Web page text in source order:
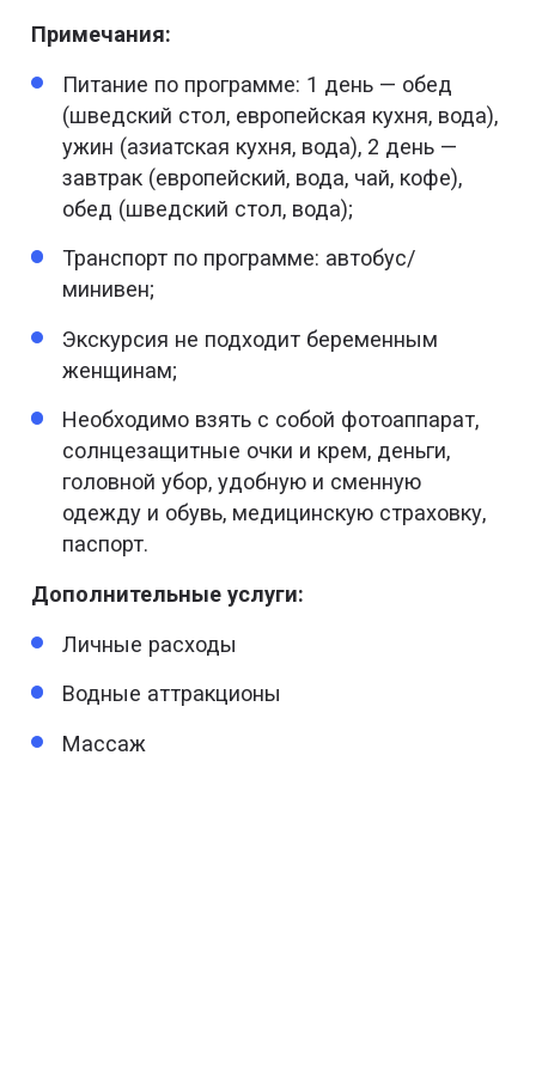
Примечания:
Питание по программе: 1 день — обед
(шведский стол, европейская кухня, вода),
ужин (азиатская кухня, вода), 2 день —
завтрак (европейский, вода, чай, кофе),
обед (шведский стол, вода);
Транспорт по программе: автобус/
минивен;
Экскурсия не подходит беременным
женщинам;
Необходимо взять с собой фотоаппарат,
солнцезащитные очки и крем, деньги,
головной убор, удобную и сменную
одежду и обувь, медицинскую страховку,
паспорт.
Дополнительные услуги:
Личные расходы
Водные аттракционы
Массаж